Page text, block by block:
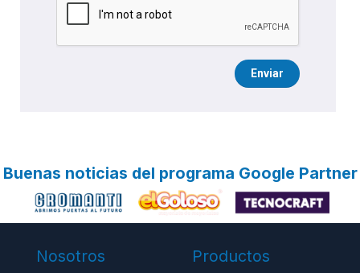
Enviar
Buenas noticias del programa Google Partner
Nosotros Productos